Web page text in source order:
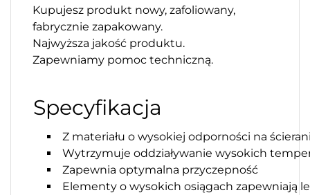
Kupujesz produkt nowy, zafoliowany,
fabrycznie zapakowany.
Najwyższa jakość produktu.
Zapewniamy pomoc techniczną.
Specyfikacja
Z materiału o wysokiej odporności na
Wytrzymuje oddziaływanie wysokich
Zapewnia optymalna przyczepność
Elementy o wysokich osiągach zapewniają